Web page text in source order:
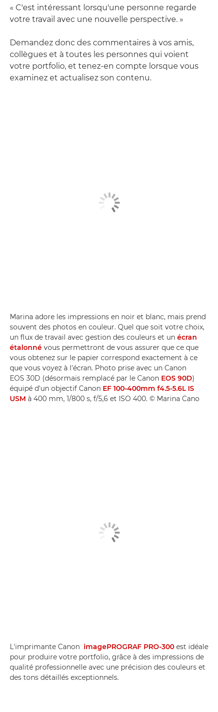
« C'est intéressant lorsqu'une personne regarde
votre travail avec une nouvelle perspective. »
Demandez donc des commentaires à vos amis,
collègues et à toutes les personnes qui voient
votre portfolio, et tenez-en compte lorsque vous
examinez et actualisez son contenu.
Marina adore les impressions en noir et blanc, mais prend
souvent des photos en couleur. Quel que soit votre choix,
un flux de travail avec gestion des couleurs et un écran
étalonné vous permettront de vous assurer que ce que
vous obtenez sur le papier correspond exactement à ce
que vous voyez à l'écran. Photo prise avec un Canon
EOS 30D (désormais remplacé par le Canon EOS 90D)
équipé d'un objectif Canon EF 100-400mm f4.5-5.6L IS
USM à 400 mm, 1/800 s, f/5,6 et ISO 400. © Marina Cano
L'imprimante Canon imagePROGRAF PRO-300 est idéale
pour produire votre portfolio, grâce à des impressions de
qualité professionnelle avec une précision des couleurs et
des tons détaillés exceptionnels.